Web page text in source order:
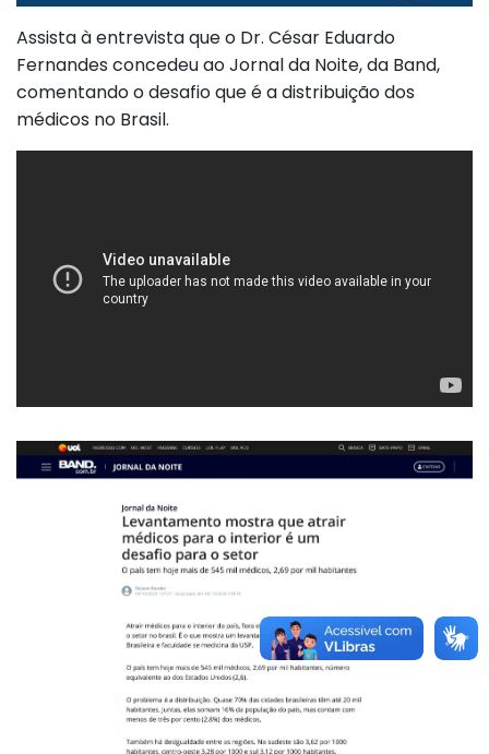
Assista à entrevista que o Dr. César Eduardo
Fernandes concedeu ao Jornal da Noite, da Band,
comentando o desafio que é a distribuição dos
médicos no Brasil.